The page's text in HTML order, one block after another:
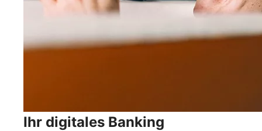
Ihr digitales Banking